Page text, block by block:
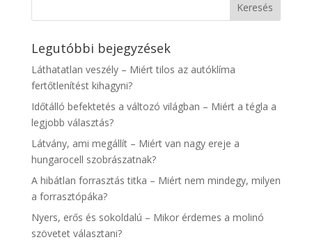
Legutóbbi bejegyzések
Láthatatlan veszély – Miért tilos az autóklíma
fertőtlenítést kihagyni?
Időtálló befektetés a változó világban – Miért a tégla a
legjobb választás?
Látvány, ami megállít – Miért van nagy ereje a
hungarocell szobrászatnak?
A hibátlan forrasztás titka – Miért nem mindegy, milyen
a forrasztópáka?
Nyers, erős és sokoldalú – Mikor érdemes a molinó
szövetet választani?